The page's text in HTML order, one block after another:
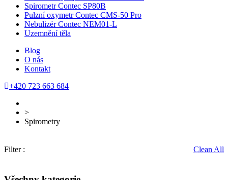
Spirometr Contec SP80B
Pulzní oxymetr Contec CMS-50 Pro
Nebulizér Contec NEM01-L
Uzemnění těla
Blog
O nás
Kontakt
+420 723 663 684
>
Spirometry
Filter : Clean All